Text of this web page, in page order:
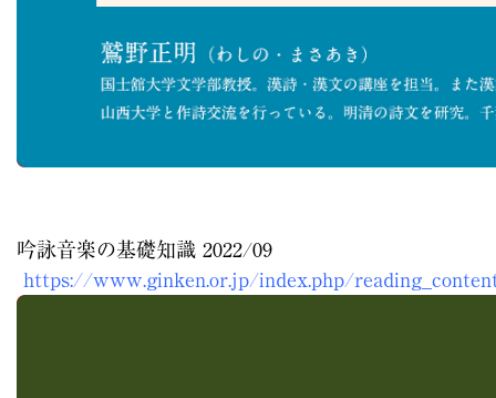
https://www.ginken.or.jp/index.php/